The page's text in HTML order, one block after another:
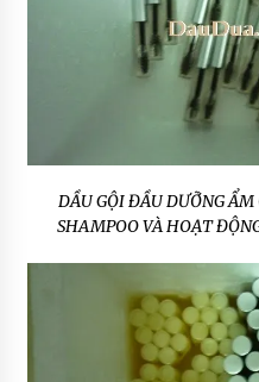
DẦU GỘI ĐẦU DƯỠNG
SHAMPOO VÀ HOẠT